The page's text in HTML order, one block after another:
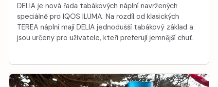
DELIA je nová řada tabákových náplní navržených
speciálně pro IQOS ILUMA. Na rozdíl od klasických
TEREA náplní mají DELIA jednodušší tabákový základ a
jsou určeny pro uživatele, kteří preferují jemnější chuť.